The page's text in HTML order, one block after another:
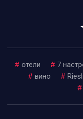
# отели # 7
# вино #
#